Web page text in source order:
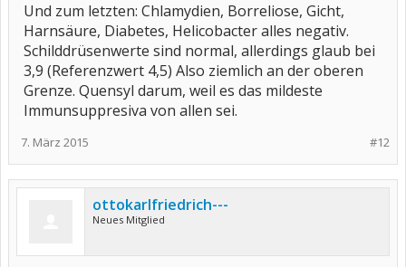
Und zum letzten: Chlamydien, Borreliose, Gicht,
Harnsäure, Diabetes, Helicobacter alles negativ.
Schilddrüsenwerte sind normal, allerdings glaub bei
3,9 (Referenzwert 4,5) Also ziemlich an der oberen
Grenze. Quensyl darum, weil es das mildeste
Immunsuppresiva von allen sei.
#12
7. März 2015
ottokarlfriedrich---
Neues Mitglied